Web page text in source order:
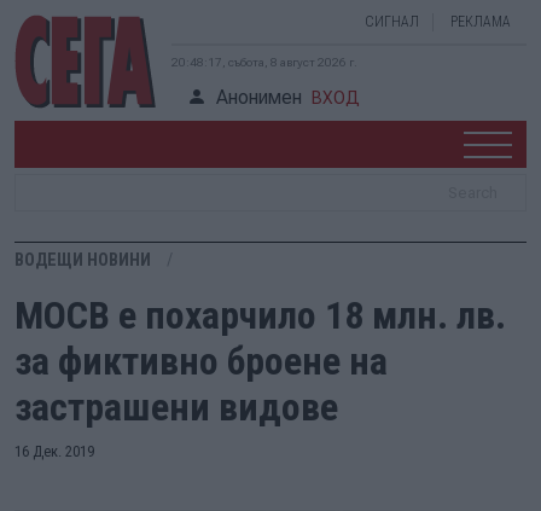
СИГНАЛ РЕКЛАМА
20:48:18, събота, 8 август 2026 г.
Анонимен ВХОД
ВОДЕЩИ НОВИНИ
МОСВ е похарчило 18 млн. лв.
за фиктивно броене на
застрашени видове
16 Дек. 2019